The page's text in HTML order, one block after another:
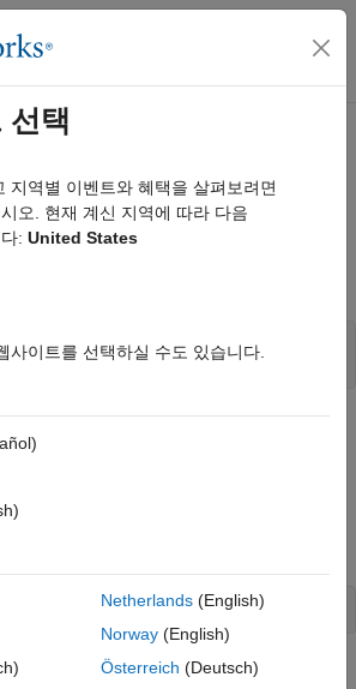
탐색 메뉴 토글
mxArray represents data as signed 8-bit
mxArray *pm);
whether the specified array
선택
지역별 이벤트와 혜택을 살펴보려면
오. 현재 계신 지역에 따라 다음
: United States
사이트를 선택하실 수도 있습니다.
Netherlands(English)
Norway(English)
Österreich (Deutsch)